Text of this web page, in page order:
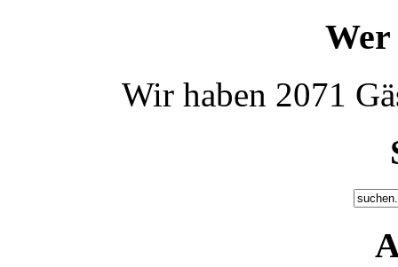
Wir haben 2071